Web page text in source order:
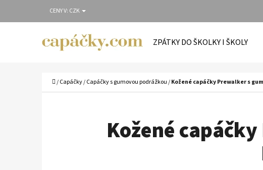
na
CENY V: CZK
ZPÁTKY DO ŠKOLKY I ŠKOLY
Domů
/Capáčky/Capáčky s gumovou podrážkou/Kožené capáčky Prewalker s
Kožené
O
Zpět
do
Zpět
do